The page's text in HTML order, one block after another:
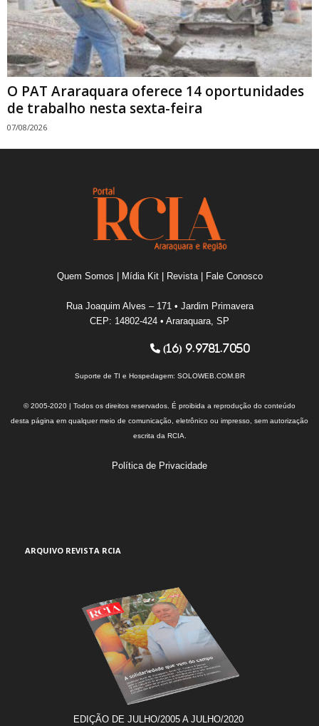
O PAT Araraquara oferece 14 oportunidades
de trabalho nesta sexta-feira
07/08/2026
Quem Somos Mídia Kit| Revista| Fale Conosco
Rua Joaquim Alves – 171 • Jardim Primavera
CEP: 14802-424 • Araraquara, SP
(16) 9.9781.7050
Suporte de TI e Hospedagem: SOLOWEB.COM.BR
© 2005-2020 | Todos os direitos reservados. É proibida a reprodução do conteúdo
desta página em qualquer meio de comunicação, eletrônico ou impresso, sem autorização
escrita da RCIA.
Política de Privacidade
ARQUIVO REVISTA RCIA
EDIÇÃO DE JULHO/2005 A JULHO/2020